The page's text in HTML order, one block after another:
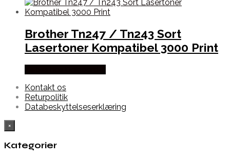
Brother Tn247 / Tn243 Sort
Lasertoner Kompatibel 3000 Print
Kontakt os
Returpolitik
Databeskyttelseserklæring
×
Kategorier